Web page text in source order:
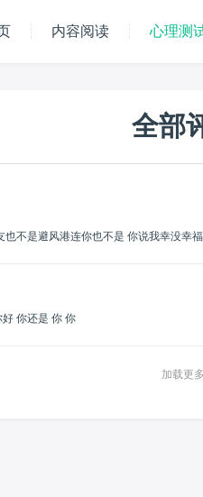
内容阅读 心理测
全部
也不是避风港连你也不是 你说我幸没幸
你还是 你 你
加载更